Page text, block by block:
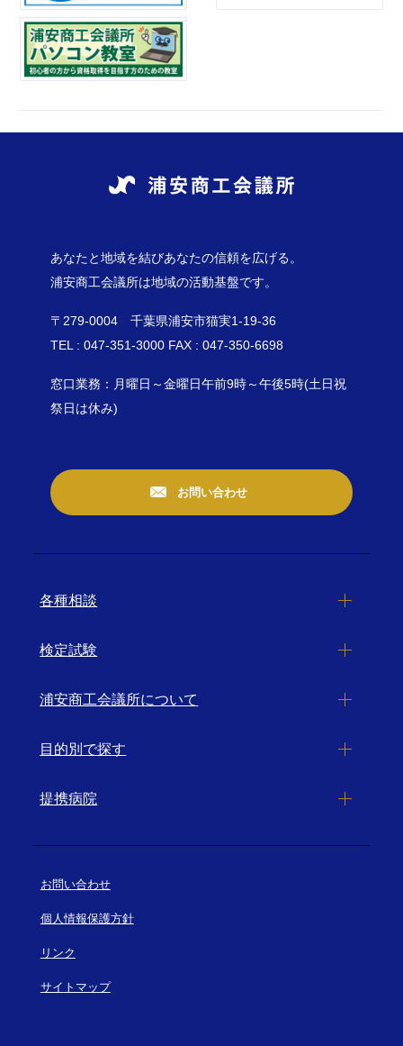
あなたと地域を結びあなたの信頼を広げる。
浦安商工会議所は地域の活動基盤です。
〒279-0004 千葉県浦安市猫実1-19-36
TEL : 047-351-3000 FAX : 047-350-6698
窓口業務：月曜日～金曜日午前9時～午後5時(土日祝
祭日は休み)
お問い合わせ
各種相談
検定試験
浦安商工会議所について
目的別で探す
提携病院
お問い合わせ
個人情報保護方針
リンク
サイトマップ